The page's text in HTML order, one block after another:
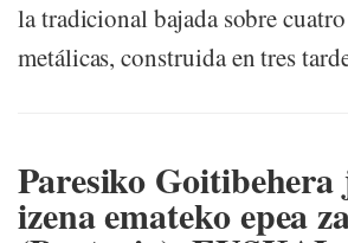
la tradicional bajada sobre
metálicas, construida en tres
Paresiko
izena emateko epea